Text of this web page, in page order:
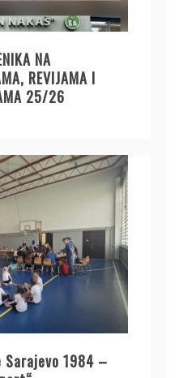
NA
REVIJAMA I
25/26
1984 –